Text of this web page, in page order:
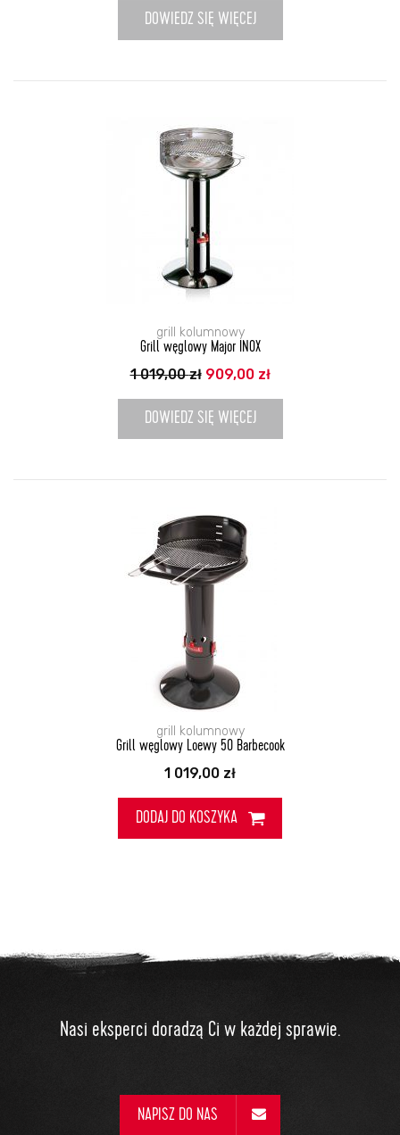
DOWIEDZ SIĘ WIĘCEJ
grill kolumnowy
Grill węglowy Major INOX
1 019,00zł Pierwotna
cena
wynosiła:
1
019,00 zł.
909,00 złAktualna
wynosi:
DOWIEDZ SIĘ WIĘCEJ
grill kolumnowy
Grill węglowy Loewy 50 Barbecook
1 019,00 zł
DODAJ DO KOSZYKA
Nasi eksperci doradzą Ci w każdej sprawie.
NAPISZ DO NAS